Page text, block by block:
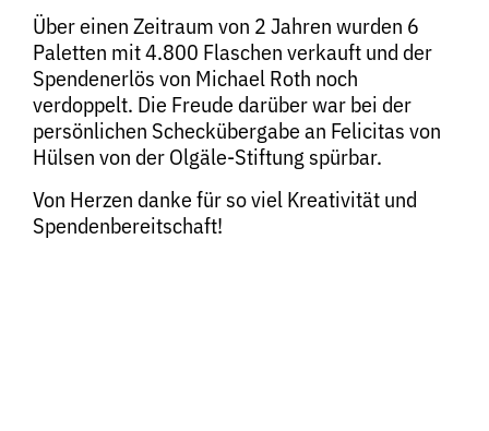
Über einen Zeitraum von 2 Jahren wurden 6
Paletten mit 4.800 Flaschen verkauft und der
Spendenerlös von Michael Roth noch
verdoppelt. Die Freude darüber war bei der
persönlichen Scheckübergabe an Felicitas von
Hülsen von der Olgäle-Stiftung spürbar.
Von Herzen danke für so viel Kreativität und
Spendenbereitschaft!